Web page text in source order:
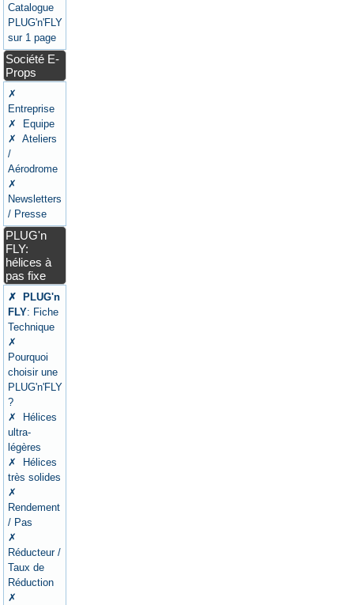
Catalogue
PLUG'n'FLY
sur 1 page
Société E-
Props
✗
Entreprise
✗ Equipe
✗ Ateliers
/
Aérodrome
✗
Newsletters
/ Presse
PLUG'n
FLY:
hélices à
pas fixe
✗ PLUG'n
FLY: Fiche
Technique
✗
Pourquoi
choisir une
PLUG'n'FLY
?
✗ Hélices
ultra-
légères
✗ Hélices
très solides
✗
Rendement
/ Pas
✗
Réducteur /
Taux de
Réduction
✗